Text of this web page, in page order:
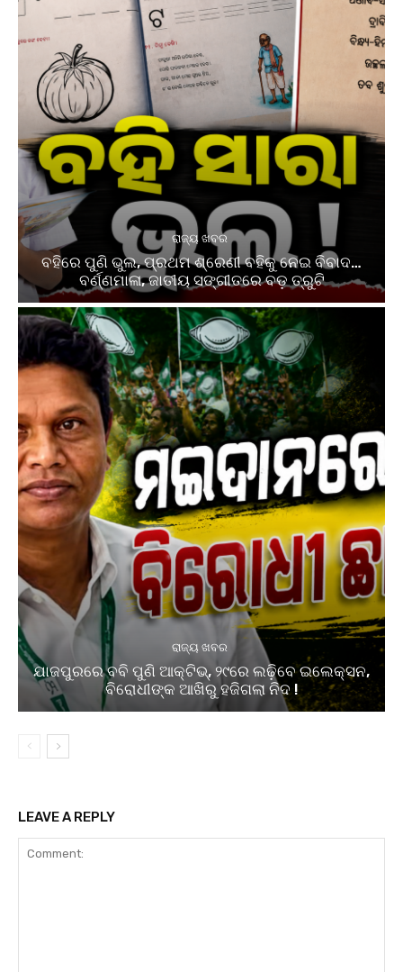
ରାଜ୍ୟ ଖବର
ବହିରେ ପୁଣି ଭୁଲ, ପ୍ରଥମ ଶ୍ରେଣୀ ବହିକୁ ନେଇ ବିବାଦ…
ବର୍ଣ୍ଣମାଳା, ଜାତୀୟ ସଙ୍ଗୀତରେ ବଡ଼ ତ୍ରୁଟି
ରାଜ୍ୟ ଖବର
ଯାଜପୁରରେ ବବି ପୁଣି ଆକ୍ଟିଭ୍, ୨୯ରେ ଲଢ଼ିବେ ଇଲେକ୍ସନ,
ବିରୋଧୀଙ୍କ ଆଖିରୁ ହଜିଗଲା ନିଦ !
LEAVE A REPLY